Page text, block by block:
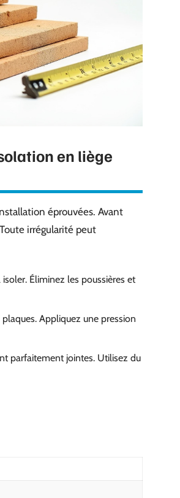
en liège
éprouvées. Avant
irrégularité peut
Éliminez les poussières et
Appliquez une pression
parfaitement jointes. Utilisez du